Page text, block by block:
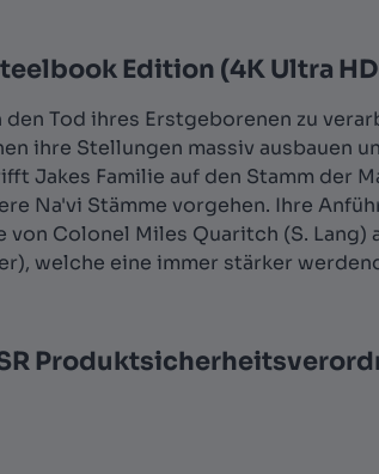
Edition (4K Ultra
Tod ihres Erstgeborenen zu
ihre Stellungen massiv ausbauen
Jakes Familie auf den Stamm der
Na'vi Stämme vorgehen. Ihre
Colonel Miles Quaritch (S. Lang)
welche eine immer stärker